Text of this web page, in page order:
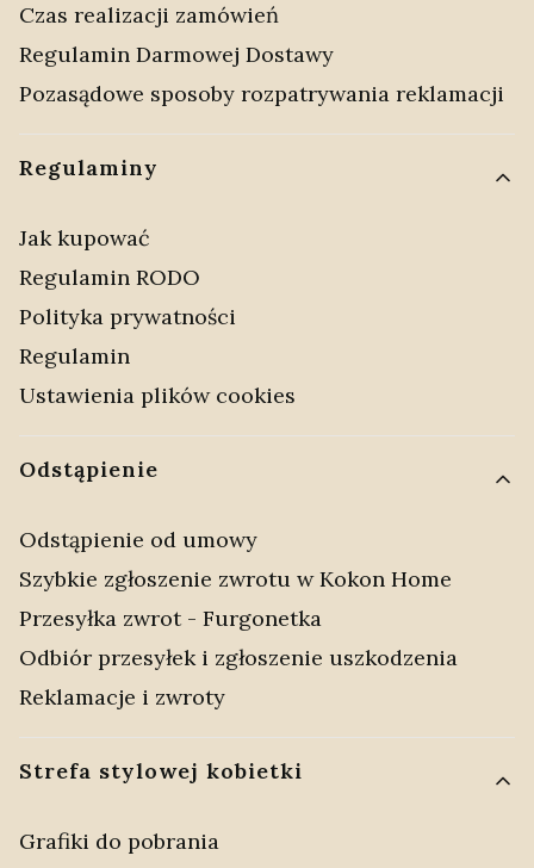
Czas realizacji zamówień
Regulamin Darmowej Dostawy
Pozasądowe sposoby rozpatrywania reklamacji
Regulaminy
Jak kupować
Regulamin RODO
Polityka prywatności
Regulamin
Ustawienia plików cookies
Odstąpienie
Odstąpienie od umowy
Szybkie zgłoszenie zwrotu w Kokon Home
Przesyłka zwrot - Furgonetka
Odbiór przesyłek i zgłoszenie uszkodzenia
Reklamacje i zwroty
Strefa stylowej kobietki
Grafiki do pobrania